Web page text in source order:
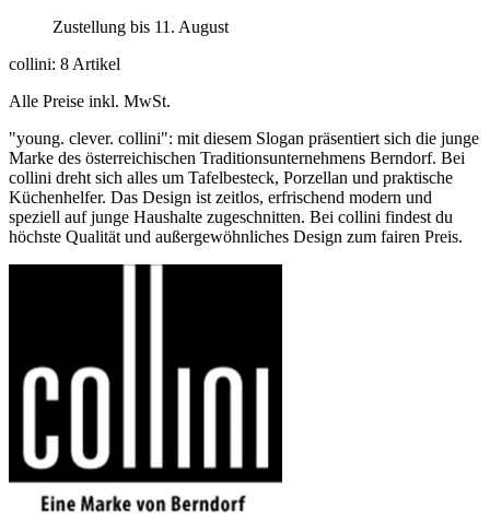
Zustellung bis 11. August
collini: 8 Artikel
Alle Preise inkl. MwSt.
"young. clever. collini": mit diesem Slogan präsentiert sich die junge
Marke des österreichischen Traditionsunternehmens Berndorf. Bei
collini dreht sich alles um Tafelbesteck, Porzellan und praktische
Küchenhelfer. Das Design ist zeitlos, erfrischend modern und
speziell auf junge Haushalte zugeschnitten. Bei collini findest du
höchste Qualität und außergewöhnliches Design zum fairen Preis.